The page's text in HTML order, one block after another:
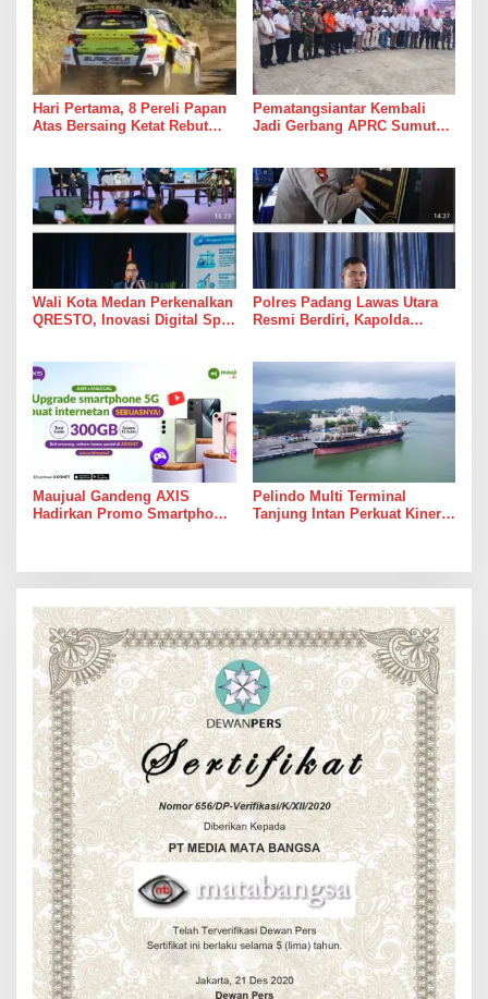
Hari Pertama, 8 Pereli Papan
Atas Bersaing Ketat Rebut
Pematangsiantar Kembali
Jadi Gerbang APRC Sumut
Tobasari Kabupaten
Simalungun
Wali Kota Medan Perkenalkan
QRESTO, Inovasi Digital Split
Leadership Dialogue 2026
Polres Padang Lawas Utara
Resmi Berdiri, Kapolda
Personel
Maujual Gandeng AXIS
Hadirkan Promo Smartphone
Pelindo Multi Terminal
Tanjung Intan Perkuat Kinerja